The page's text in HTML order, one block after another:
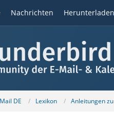
Nachrichten Herunterladen
DE Lexikon Anleitungen